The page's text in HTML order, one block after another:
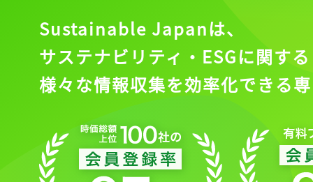
Sustainable Japanは、
サステナビリティ・ESGに関する
様々な情報収集を効率化できる